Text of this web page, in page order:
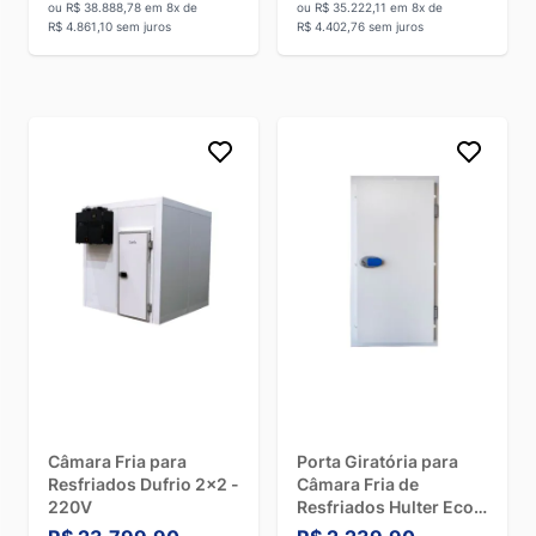
diversas finalidades, como:
• Câmara fria para congelados:
Armazenar produtos que
necessitam de temperaturas abaixo de 0°C, como carnes,
• Câmara fria para resfriados:
embutidos, frutas e verduras, mantendo o frescor e a
qualidade dos produtos.
• Câmara de congelamento:
Utilizada para o congelamento
rápido de alimentos, um processo que preserva as
Quanto custa hoje uma câmara
fria?
ou R$ 38.888,78 em 8x de
R$ 4.861,10 sem juros
ou R$ 35.222,11 em 8x de
R$ 4.402,76 sem juros
Câmara Fria para
Resfriados Dufrio 2x2 -
220V
Porta Giratória para
Câmara Fria de
Resfriados Hulter Eco
Plus 180x80cm com 4